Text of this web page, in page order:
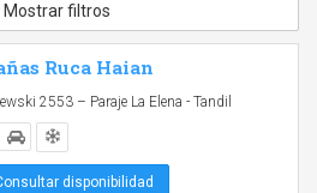
Mostrar filtros
Ruca Haian
2553 – Paraje La Elena - Tandil
disponibilidad